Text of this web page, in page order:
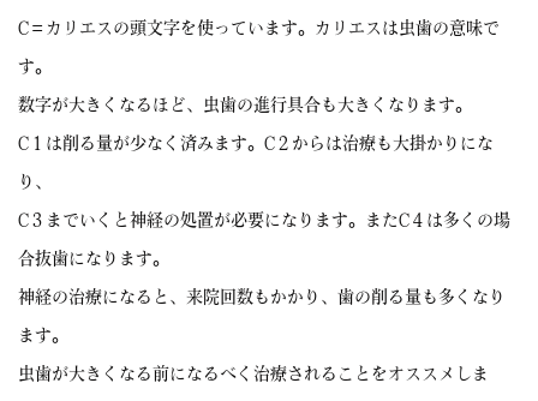
C＝カリエスの頭文字を使っています。カリエスは虫歯の意味で
す。
数字が大きくなるほど、虫歯の進行具合も大きくなります。
C１は削る量が少なく済みます。C２からは治療も大掛かりにな
り、
C３までいくと神経の処置が必要になります。またC４は多くの場
合抜歯になります。
神経の治療になると、来院回数もかかり、歯の削る量も多くなり
ます。
虫歯が大きくなる前になるべく治療されることをオススメしま